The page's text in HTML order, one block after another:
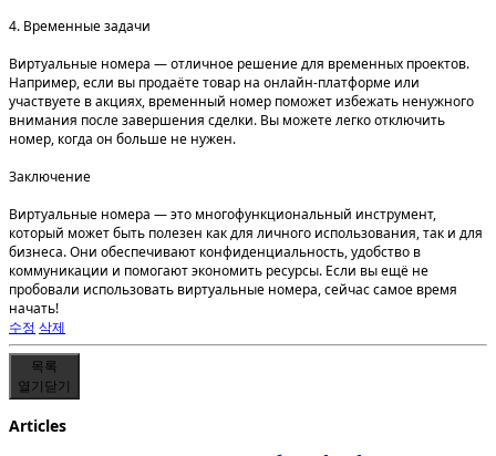
4. Временные задачи
Виртуальные номера — отличное решение для временных проектов.
Например, если вы продаёте товар на онлайн-платформе или
участвуете в акциях, временный номер поможет избежать ненужного
внимания после завершения сделки. Вы можете легко отключить
номер, когда он больше не нужен.
Заключение
Виртуальные номера — это многофункциональный инструмент,
который может быть полезен как для личного использования, так и для
бизнеса. Они обеспечивают конфиденциальность, удобство в
коммуникации и помогают экономить ресурсы. Если вы ещё не
пробовали использовать виртуальные номера, сейчас самое время
начать!
수정 삭제
목록
열기닫기
Articles